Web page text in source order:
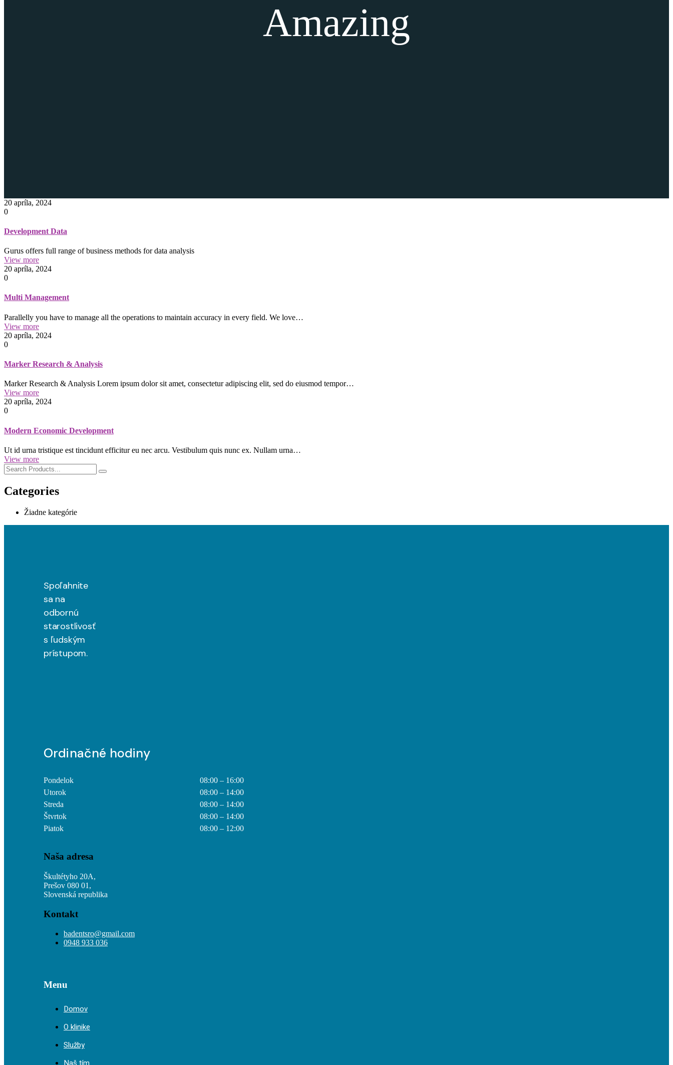
Amazing
20 apríla, 2024
0
Development Data
Gurus offers full range of business methods for data analysis
View more
20 apríla, 2024
0
Multi Management
Parallelly you have to manage all the operations to maintain accuracy in every field. We love…
View more
20 apríla, 2024
0
Marker Research & Analysis
Marker Research & Analysis Lorem ipsum dolor sit amet, consectetur adipiscing elit, sed do eiusmod tempor…
View more
20 apríla, 2024
0
Modern Economic Development
Ut id urna tristique est tincidunt efficitur eu nec arcu. Vestibulum quis nunc ex. Nullam urna…
View more
Categories
Žiadne kategórie
Spoľahnite
sa na
odbornú
starostlivosť
s ľudským
prístupom.
Ordinačné hodiny
Pondelok
08:00 – 16:00
Utorok
08:00 – 14:00
Streda
08:00 – 14:00
Štvrtok
08:00 – 14:00
Piatok
08:00 – 12:00
Naša adresa
Škultétyho 20A,
Prešov 080 01,
Slovenská republika
Kontakt
badentsro@gmail.com
0948 933 036
Menu
Domov
O klinike
Služby